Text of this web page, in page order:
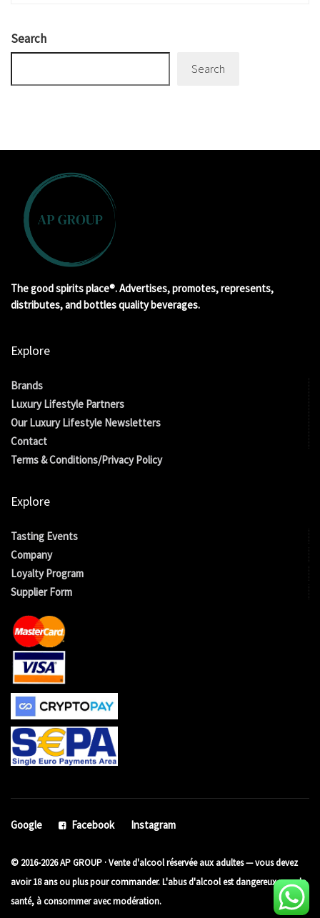
Search
Search
The good spirits place®. Advertises, promotes, represents,
distributes, and bottles quality beverages.
Explore
Brands
Luxury Lifestyle Partners
Our Luxury Lifestyle Newsletters
Contact
Terms & Conditions/Privacy Policy
Explore
Tasting Events
Company
Loyalty Program
Supplier Form
Google Facebook Instagram
© 2016-2026 AP GROUP · Vente d'alcool réservée aux adultes — vous devez
avoir 18 ans ou plus pour commander. L'abus d'alcool est dangereux pour la
santé, à consommer avec modération.